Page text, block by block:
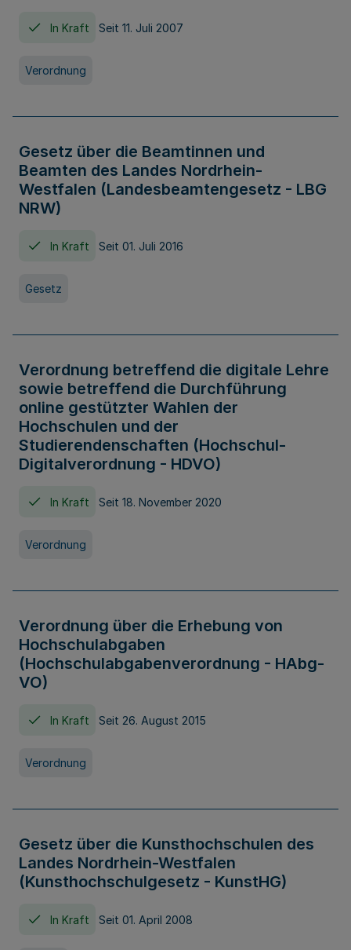
In Kraft Seit 11. Juli 2007
Verordnung
Gesetz über die Beamtinnen und
Beamten des Landes Nordrhein-
Westfalen (Landesbeamtengesetz - LBG
NRW)
In Kraft Seit 01. Juli 2016
Gesetz
Verordnung betreffend die digitale Lehre
sowie betreffend die Durchführung
online gestützter Wahlen der
Hochschulen und der
Studierendenschaften (Hochschul-
Digitalverordnung - HDVO)
In Kraft Seit 18. November 2020
Verordnung
Verordnung über die Erhebung von
Hochschulabgaben
(Hochschulabgabenverordnung - HAbg-
VO)
In Kraft Seit 26. August 2015
Verordnung
Gesetz über die Kunsthochschulen des
Landes Nordrhein-Westfalen
(Kunsthochschulgesetz - KunstHG)
In Kraft Seit 01. April 2008